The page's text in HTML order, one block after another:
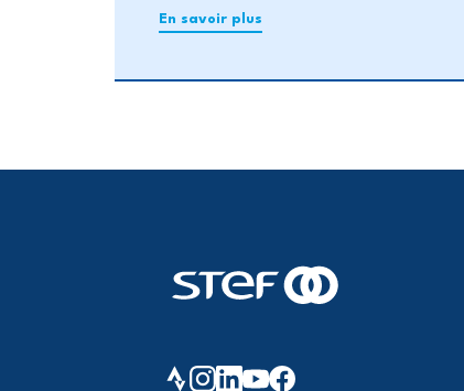
En savoir plus
STEF - Return to the homepage
StravaInstagram
LinkedIn
Youtube
facebook